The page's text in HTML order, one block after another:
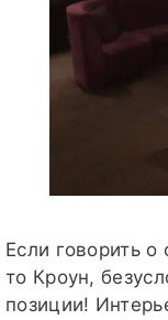
Если говорить
то Кроун,
позиции!